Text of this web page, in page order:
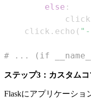
else :
            click
    click
. echo (
# ... (if
ステップ3：カスタム
Flaskにアプリケーショ